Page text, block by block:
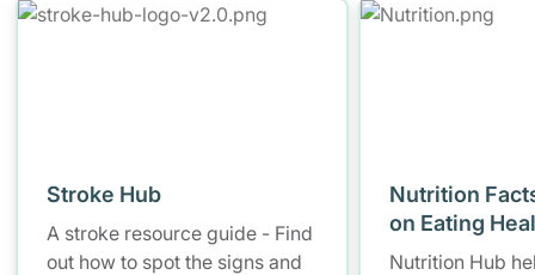
Stroke Hub
A stroke resource guide - Find
out how to spot the signs and
Nutrition
on Eating
Nutrition Hub